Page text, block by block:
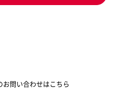
お問い合わせはこちら